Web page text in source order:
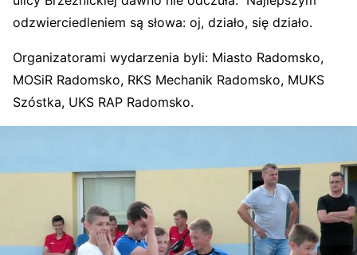
odzwierciedleniem są słowa: oj, działo, się działo.
Organizatorami wydarzenia byli: Miasto Radomsko,
MOSiR Radomsko, RKS Mechanik Radomsko, MUKS
Szóstka, UKS RAP Radomsko.